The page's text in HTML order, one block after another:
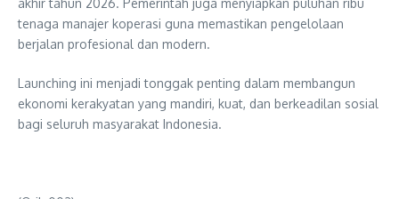
akhir tahun 2026. Pemerintah juga menyiapkan puluhan ribu
tenaga manajer koperasi guna memastikan pengelolaan
berjalan profesional dan modern.
Launching ini menjadi tonggak penting dalam membangun
ekonomi kerakyatan yang mandiri, kuat, dan berkeadilan sosial
bagi seluruh masyarakat Indonesia.